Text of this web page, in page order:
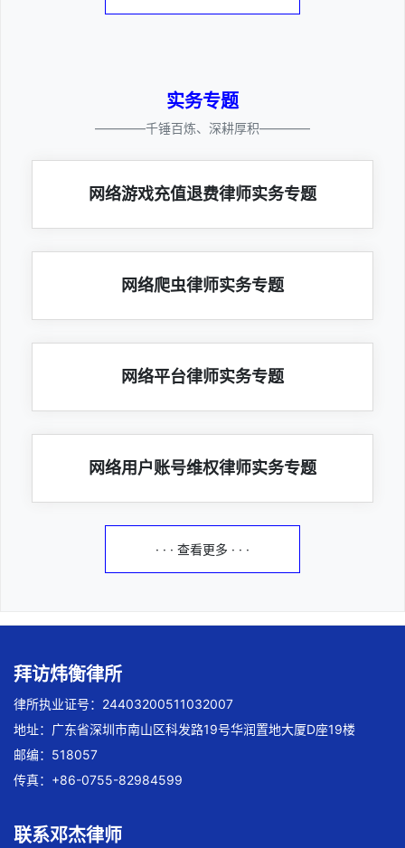
实务专题
————千锤百炼、深耕厚积————
网络游戏充值退费律师实务专题
网络爬虫律师实务专题
网络平台律师实务专题
网络用户账号维权律师实务专题
· · · 查看更多 · · ·
拜访炜衡律所
律所执业证号：24403200511032007
地址：广东省深圳市南山区科发路19号华润置地大厦D座19楼
邮编：518057
传真：+86-0755-82984599
联系邓杰律师